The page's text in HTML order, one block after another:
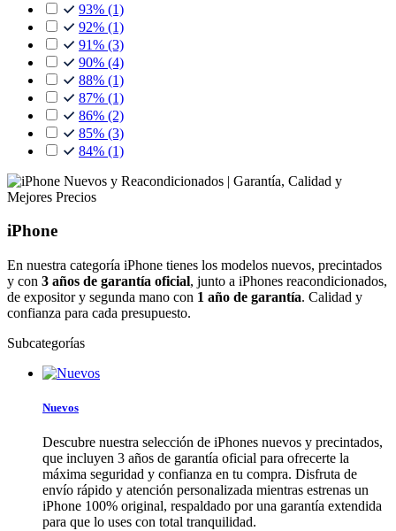
93% (1)
92% (1)
91% (3)
90% (4)
88% (1)
87% (1)
86% (2)
85% (3)
84% (1)
iPhone
En nuestra categoría iPhone tienes los modelos nuevos, precintados
y con 3 años de garantía oficial, junto a iPhones reacondicionados,
de expositor y segunda mano con 1 año de garantía. Calidad y
confianza para cada presupuesto.
Subcategorías
Nuevos
Descubre nuestra selección de iPhones nuevos y precintados,
que incluyen 3 años de garantía oficial para ofrecerte la
máxima seguridad y confianza en tu compra. Disfruta de
envío rápido y atención personalizada mientras estrenas un
iPhone 100% original, respaldado por una garantía extendida
para que lo uses con total tranquilidad.